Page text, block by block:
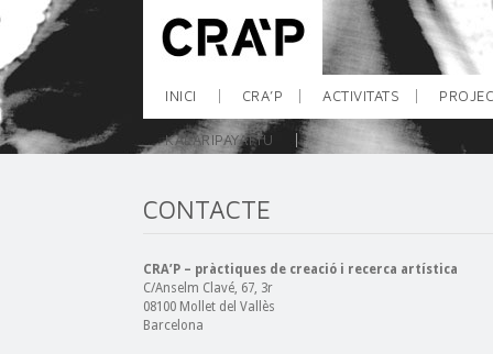
INICI CRA’P ACTIVITATS
KALARIPAYATTU
CONTACTE
CRA’P – pràctiques de creació i recerca artística
C/Anselm Clavé, 67, 3r
08100 Mollet del Vallès
Barcelona